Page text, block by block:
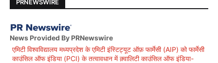
PRNEWSWIRE
News Provided By PRNewswire
एमिटी विश्वविद्यालय मध्यप्रदेश के एमिटी इंस्टिट्यूट ऑफ़ फार्मेसी (AIP) को फार्मेसी
काउंसिल ऑफ इंडिया (PCI) के तत्वावधान में क़्वालिटी काउंसिल ऑफ इंडिया-